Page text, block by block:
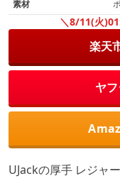
素材
＼8/11(火
楽天
ヤ
UJackの厚手 レジャ